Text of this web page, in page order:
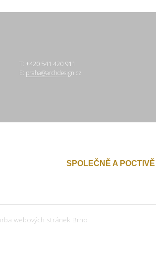
T: +420 541 420 911
E: praha@archdesign.cz
SPOLEČNĚ A POCTIVĚ
webových stránek Brno